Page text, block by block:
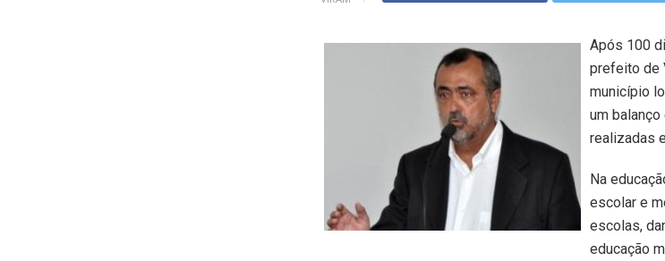
Após 100
prefeito de
município
um
realizadas
Na
escolar e
escolas,
educação